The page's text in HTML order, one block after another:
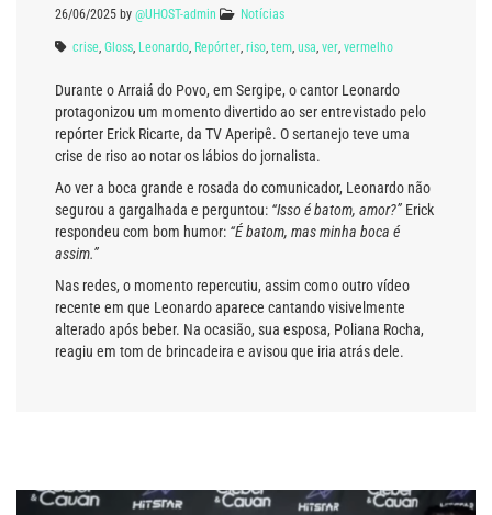
26/06/2025 by @UHOST-admin Notícias
crise Gloss Leonardo Repórter riso tem usa ver vermelho
Durante o Arraiá do Povo, em Sergipe, o cantor Leonardo
protagonizou um momento divertido ao ser entrevistado pelo
repórter Erick Ricarte, da TV Aperipê. O sertanejo teve uma
crise de riso ao notar os lábios do jornalista.
Ao ver a boca grande e rosada do comunicador, Leonardo não
segurou a gargalhada e perguntou: “Isso é batom, amor?” Erick
respondeu com bom humor: “É batom, mas minha boca é
assim.”
Nas redes, o momento repercutiu, assim como outro vídeo
recente em que Leonardo aparece cantando visivelmente
alterado após beber. Na ocasião, sua esposa, Poliana Rocha,
reagiu em tom de brincadeira e avisou que iria atrás dele.